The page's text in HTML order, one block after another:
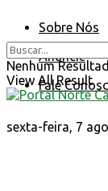
Sobre Nós
Anuncie
Fale
sexta-feira, 7
Nenhum
View All Result